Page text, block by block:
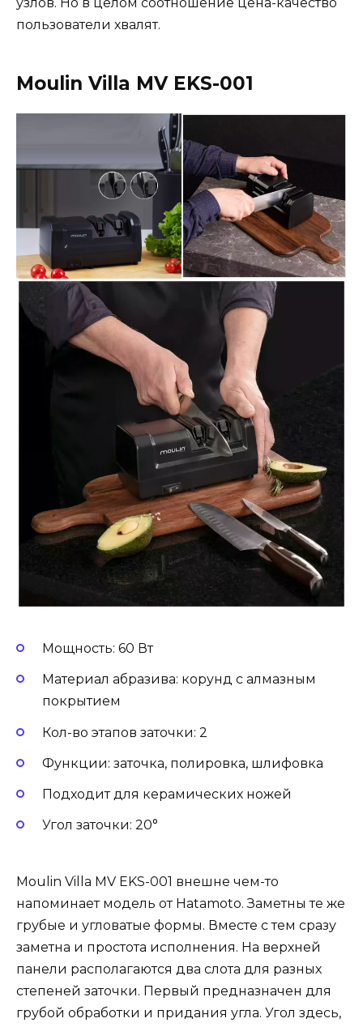
пользователи хвалят.
Moulin Villa MV EKS-001
Мощность: 60 Вт
Материал абразива: корунд с алмазным
покрытием
Кол-во этапов заточки: 2
Функции: заточка, полировка, шлифовка
Подходит для керамических ножей
Угол заточки: 20°
Moulin Villa MV EKS-001 внешне чем-то
напоминает модель от Hatamoto. Заметны те же
грубые и угловатые формы. Вместе с тем сразу
заметна и простота исполнения. На верхней
панели располагаются два слота для разных
степеней заточки. Первый предназначен для
грубой обработки и придания угла. Угол здесь,